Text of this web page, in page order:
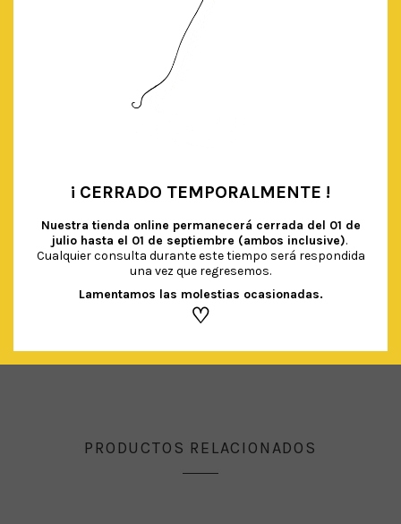
SERVILLETAS NUBES
€4.00 IVA Incluido
AÑADIR AL CARRITO
PRODUCTOS RELACIONADOS
¡ CERRADO TEMPORALMENTE !
Nuestra tienda online permanecerá cerrada del 01 de
julio hasta el 01 de septiembre (ambos inclusive).
Cualquier consulta durante este tiempo será respondida
una vez que regresemos.
Lamentamos las molestias ocasionadas.
♡